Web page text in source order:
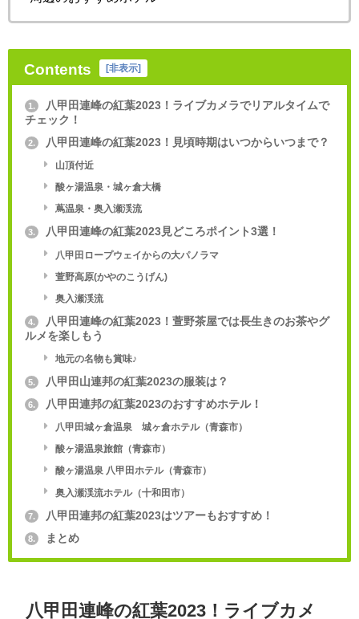
Contents [非表示]
1.
八甲田連峰の紅葉2023！ライブカメラでリアルタイムで
チェック！
2. 八甲田連峰の紅葉2023！見頃時期はいつからいつまで？
山頂付近
酸ヶ湯温泉・城ヶ倉大橋
蔦温泉・奥入瀬渓流
3. 八甲田連峰の紅葉2023見どころポイント3選！
八甲田ロープウェイからの大パノラマ
萱野高原(かやのこうげん)
奥入瀬渓流
4.
八甲田連峰の紅葉2023！萱野茶屋では長生きのお茶やグ
ルメを楽しもう
地元の名物も賞味♪
5. 八甲田山連邦の紅葉2023の服装は？
6. 八甲田連邦の紅葉2023のおすすめホテル！
八甲田城ヶ倉温泉 城ヶ倉ホテル（青森市）
酸ヶ湯温泉旅館（青森市）
酸ヶ湯温泉 八甲田ホテル（青森市）
奥入瀬渓流ホテル（十和田市）
7. 八甲田連邦の紅葉2023はツアーもおすすめ！
8. まとめ
八甲田連峰の紅葉2023！ライブカメ